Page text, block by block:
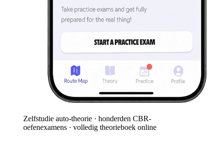
Zelfstudie auto-theorie · honderden CBR-
oefenexamens · volledig theorieboek online